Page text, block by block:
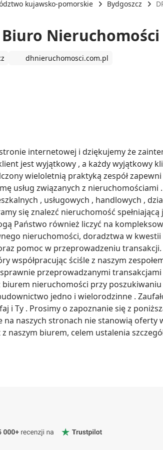
kujawsko-pomorskie Bydgoszcz
Biuro Nieruchomości
dhnieruchomosci.com.pl
internetowej i dziękujemy że
jest wyjątkowy , a każdy wyjątkowy
wieloletnią praktyką zespół
usług związanych z
, usługowych , handlowych ,
się znalezć nieruchomość
Państwo również liczyć na
nieruchomości, doradztwa w
pomoc w przeprowadzeniu
współpracując ściśle z naszym
przeprowadzanymi
biurem nieruchomości przy
jedno i wielorodzinne .
i Ty . Prosimy o zapoznanie się z
naszych stronach nie stanowią oferty
naszym biurem, celem ustalenia